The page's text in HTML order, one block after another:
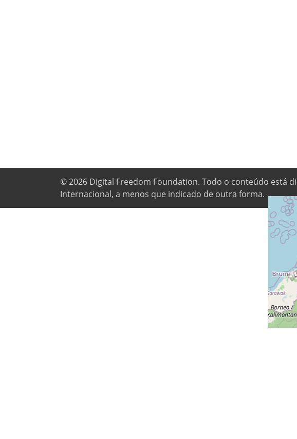
© 2026 Digital Freedom Foundation. Todo o conteúdo está
Internacional, a menos que indicado de outra forma.